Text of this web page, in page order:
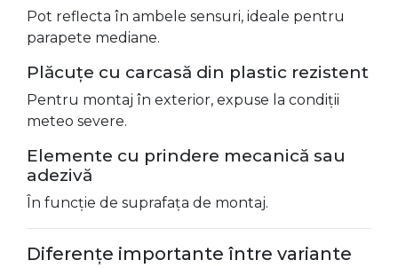
Pot reflecta în ambele sensuri, ideale pentru
parapete mediane.
Plăcuțe cu carcasă din plastic rezistent
Pentru montaj în exterior, expuse la condiții
meteo severe.
Elemente cu prindere mecanică sau
adezivă
În funcție de suprafața de montaj.
Diferențe importante între variante